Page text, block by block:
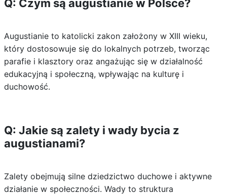
Q: Czym są augustianie w Polsce?
Augustianie to katolicki zakon założony w XIII wieku,
który dostosowuje się do lokalnych potrzeb, tworząc
parafie i klasztory oraz angażując się w działalność
edukacyjną i społeczną, wpływając na kulturę i
duchowość.
Q: Jakie są zalety i wady bycia z
augustianami?
Zalety obejmują silne dziedzictwo duchowe i aktywne
działanie w społeczności. Wady to struktura